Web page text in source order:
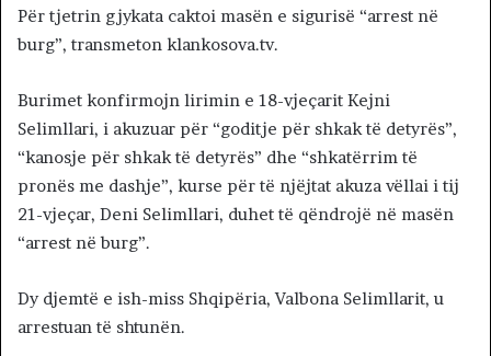
Për tjetrin gjykata caktoi masën e sigurisë “arrest në
burg”, transmeton klankosova.tv.
Burimet konfirmojn lirimin e 18-vjeçarit Kejni
Selimllari, i akuzuar për “goditje për shkak të detyrës”,
“kanosje për shkak të detyrës” dhe “shkatërrim të
pronës me dashje”, kurse për të njëjtat akuza vëllai i tij
21-vjeçar, Deni Selimllari, duhet të qëndrojë në masën
“arrest në burg”.
Dy djemtë e ish-miss Shqipëria, Valbona Selimllarit, u
arrestuan të shtunën.